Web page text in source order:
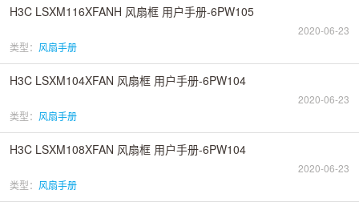
H3C LSXM116XFANH 风扇框 用户手册-6PW105
2020-06-23
类型： 风扇手册
H3C LSXM104XFAN 风扇框 用户手册-6PW104
2020-06-23
类型： 风扇手册
H3C LSXM108XFAN 风扇框 用户手册-6PW104
2020-06-23
类型： 风扇手册